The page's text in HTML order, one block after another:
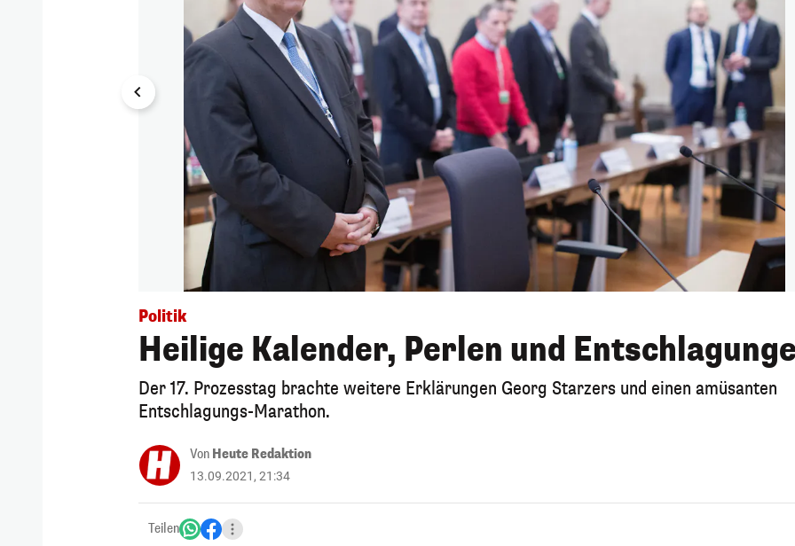
Politik
Heilige Kalender, Perlen und
Der 17. Prozesstag brachte weitere Erklärungen Georg Starzers und einen amüsanten
Entschlagungs-Marathon.
Von Heute Redaktion
13.09.2021, 21:34
Teilen